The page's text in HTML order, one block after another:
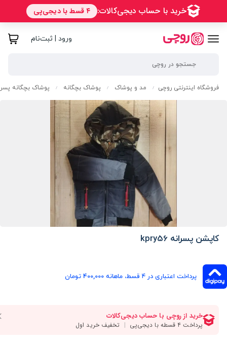
ورود | ثبت‌نام
فروشگاه اینترنتی روچی / مد و پوشاک / پوشاک بچگانه / پوشاک بچگانه
کاپشن پسرانه kpry56
پرداخت اعتباری در ۴ قسط، ماهانه 400,000 تومان